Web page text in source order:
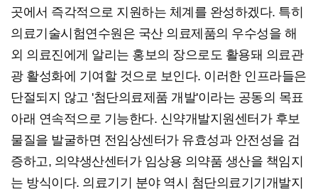
곳에서 즉각적으로 지원하는 체계를 완성하겠다. 특히
의료기술시험연수원은 국산 의료제품의 우수성을 해
외 의료진에게 알리는 홍보의 장으로도 활용돼 의료관
광 활성화에 기여할 것으로 보인다. 이러한 인프라들은
단절되지 않고 '첨단의료제품 개발'이라는 공동의 목표
아래 연속적으로 기능한다. 신약개발지원센터가 후보
물질을 발굴하면 전임상센터가 유효성과 안전성을 검
증하고, 의약생산센터가 임상용 의약품 생산을 책임지
는 방식이다. 의료기기 분야 역시 첨단의료기기개발지